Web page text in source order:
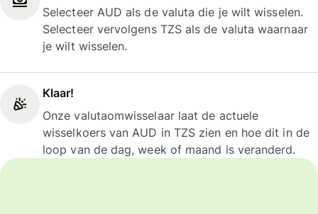
Selecteer AUD als de valuta die je wilt wisselen.
Selecteer vervolgens TZS als de valuta waarnaar
je wilt wisselen.
Klaar!
Onze valutaomwisselaar laat de actuele
wisselkoers van AUD in TZS zien en hoe dit in de
loop van de dag, week of maand is veranderd.